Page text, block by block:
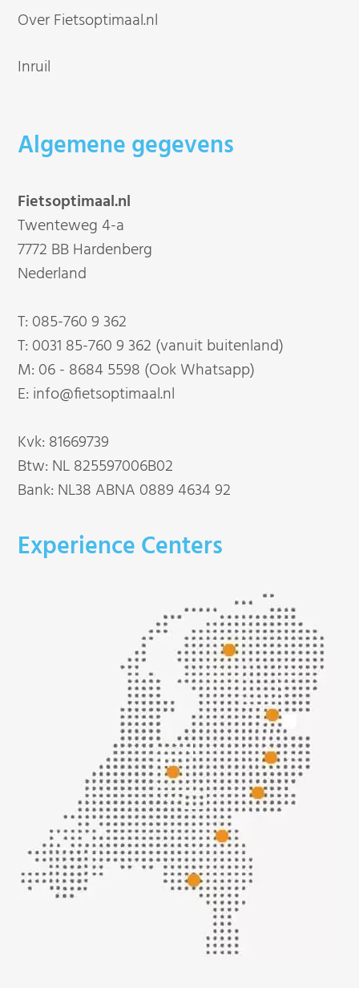
Over Fietsoptimaal.nl
Inruil
Algemene gegevens
Fietsoptimaal.nl
Twenteweg 4-a
7772 BB Hardenberg
Nederland
T: 085-760 9 362
T: 0031 85-760 9 362 (vanuit buitenland)
M: 06 - 8684 5598 (Ook Whatsapp)
E: info@fietsoptimaal.nl
Kvk: 81669739
Btw: NL 825597006B02
Bank: NL38 ABNA 0889 4634 92
Experience Centers